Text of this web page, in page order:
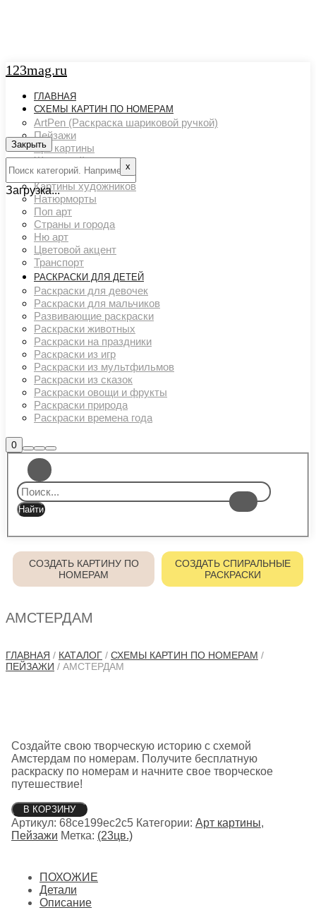
123mag.ru
ГЛАВНАЯ
СХЕМЫ КАРТИН ПО НОМЕРАМ
ArtPen (Раскраска шариковой ручкой)
Пейзажи
Арт картины
Животный мир
Люди
Картины художников
Натюрморты
Поп арт
Страны и города
Ню арт
Цветовой акцент
Транспорт
РАСКРАСКИ ДЛЯ ДЕТЕЙ
Раскраски для девочек
Раскраски для мальчиков
Развивающие раскраски
Раскраски животных
Раскраски на праздники
Раскраски из игр
Раскраски из мультфильмов
Раскраски из сказок
Раскраски овощи и фрукты
Раскраски природа
Раскраски времена года
0Боковая
панель
магазина
Найти
Больше
информации
Главное
меню
СОЗДАТЬ КАРТИНУ ПО
НОМЕРАМ
СОЗДАТЬ СПИРАЛЬНЫЕ
РАСКРАСКИ
АМСТЕРДАМ
ГЛАВНАЯ / КАТАЛОГ / СХЕМЫ КАРТИН ПО НОМЕРАМ /
ПЕЙЗАЖИ / АМСТЕРДАМ
Создайте свою творческую историю с схемой
Амстердам по номерам. Получите бесплатную
раскраску по номерам и начните свое творческое
путешествие!
Количество
товара
Амстердам
В КОРЗИНУ
Артикул: 68ce199ec2c5 Категории: Арт картины,
Пейзажи Метка: (23цв.)
ПОХОЖИЕ
Детали
Описание
Закрыть
х
Загрузка...